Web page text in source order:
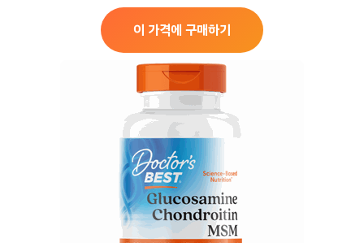
이 가격에 구매하기